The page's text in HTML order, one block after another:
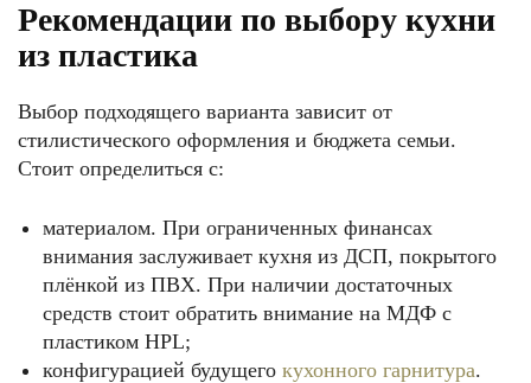
Рекомендации по выбору кухни
из пластика
Выбор подходящего варианта зависит от
стилистического оформления и бюджета семьи.
Стоит определиться с:
материалом. При ограниченных финансах
внимания заслуживает кухня из ДСП, покрытого
плёнкой из ПВХ. При наличии достаточных
средств стоит обратить внимание на МДФ с
пластиком HPL;
конфигурацией будущего кухонного гарнитура.